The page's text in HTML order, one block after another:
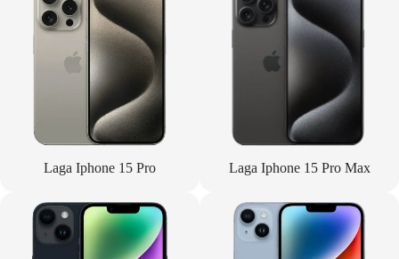
Laga Iphone 15 Pro Laga Iphone 15 Pro Max